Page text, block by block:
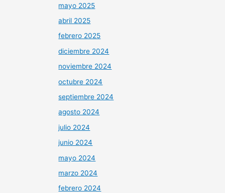
mayo 2025
abril 2025
febrero 2025
diciembre 2024
noviembre 2024
octubre 2024
septiembre 2024
agosto 2024
julio 2024
junio 2024
mayo 2024
marzo 2024
febrero 2024